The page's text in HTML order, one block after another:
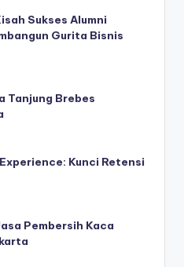
Sukses Alumni
Gurita Bisnis
Tanjung Brebes
Kunci Retensi
Pembersih Kaca